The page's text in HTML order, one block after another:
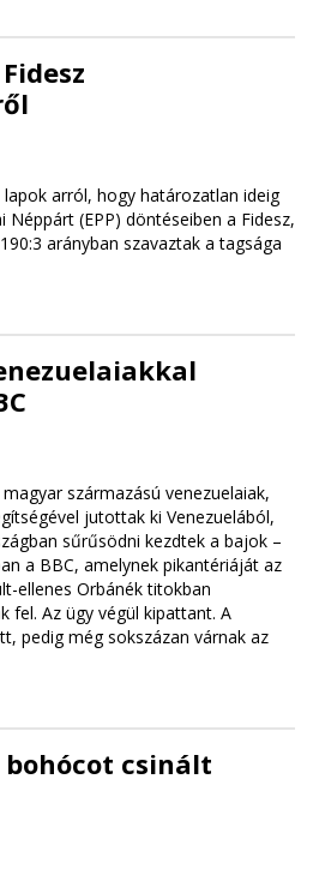
arról, hogy határozatlan ideig
(EPP) döntéseiben a Fidesz,
arányban szavaztak a tagsága
származású venezuelaiak,
jutottak ki Venezuelából,
sűrűsödni kezdtek a bajok –
a BBC, amelynek pikantériáját az
ellenes Orbánék titokban
fel. Az ügy végül kipattant. A
pedig még sokszázan várnak az
bohócot csinált